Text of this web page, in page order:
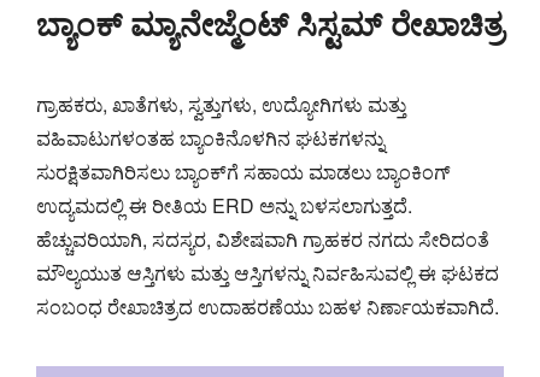
ಬ್ಯಾಂಕ್ ಮ್ಯಾನೇಜ್ಮೆಂಟ್ ಸಿಸ್ಟಮ್ ರೇಖಾಚಿತ್ರ
ಗ್ರಾಹಕರು, ಖಾತೆಗಳು, ಸ್ವತ್ತುಗಳು, ಉದ್ಯೋಗಿಗಳು ಮತ್ತು
ವಹಿವಾಟುಗಳಂತಹ ಬ್ಯಾಂಕಿನೊಳಗಿನ ಘಟಕಗಳನ್ನು
ಸುರಕ್ಷಿತವಾಗಿರಿಸಲು ಬ್ಯಾಂಕ್‌ಗೆ ಸಹಾಯ ಮಾಡಲು ಬ್ಯಾಂಕಿಂಗ್
ಉದ್ಯಮದಲ್ಲಿ ಈ ರೀತಿಯ ERD ಅನ್ನು ಬಳಸಲಾಗುತ್ತದೆ.
ಹೆಚ್ಚುವರಿಯಾಗಿ, ಸದಸ್ಯರ, ವಿಶೇಷವಾಗಿ ಗ್ರಾಹಕರ ನಗದು ಸೇರಿದಂತೆ
ಮೌಲ್ಯಯುತ ಆಸ್ತಿಗಳು ಮತ್ತು ಆಸ್ತಿಗಳನ್ನು ನಿರ್ವಹಿಸುವಲ್ಲಿ ಈ ಘಟಕದ
ಸಂಬಂಧ ರೇಖಾಚಿತ್ರದ ಉದಾಹರಣೆಯು ಬಹಳ ನಿರ್ಣಾಯಕವಾಗಿದೆ.